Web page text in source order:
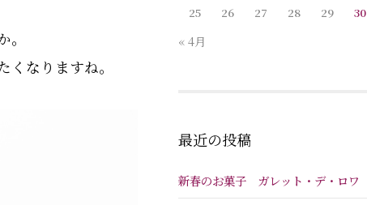
なりますね。
25
26 27 28 29 30
« 4月
最近の投稿
新春のお菓子 ガレット・デ・ロワ